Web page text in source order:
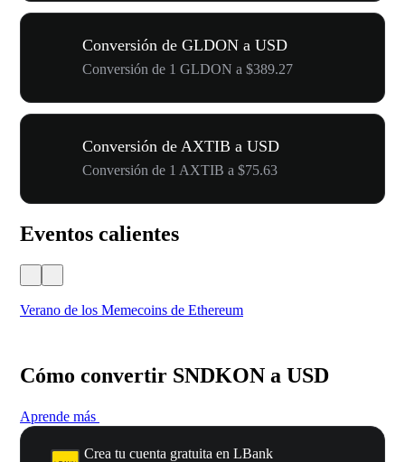
Conversión de GLDON a USD
Conversión de 1 GLDON a $389.27
Conversión de AXTIB a USD
Conversión de 1 AXTIB a $75.63
Eventos calientes
Verano de los Memecoins de Ethereum
Cómo convertir SNDKON a USD
Aprende más
Crea tu cuenta gratuita en LBank